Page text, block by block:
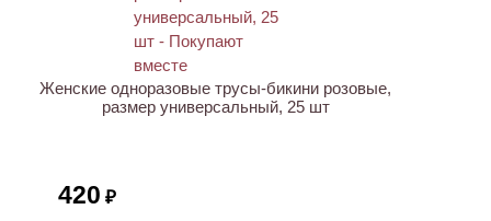
Женские одноразовые трусы-бикини розовые,
размер универсальный, 25 шт
420 ₽